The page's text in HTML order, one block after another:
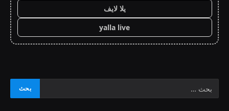
يلا لايف
yalla live